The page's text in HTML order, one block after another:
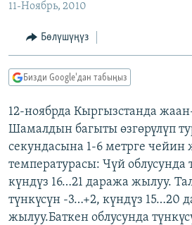
САЯСАТ
ЭКОНОМИКА
ДҮЙНӨ
БОРБОР АЗИЯ
УКРАИНА
АТАЙЫН ИЛИКТӨӨ
БҮГҮН АЗАТТЫКТА
ЭКСПЕРТТЕР ТАЛДАЙТ
БИЗ ЖАНА ДҮЙНӨ
ДАНИСТЕ
ЭЖЕ-СИҢДИЛЕР
АЗАТТЫК+
ПОДКАСТ
ӨЗГӨЧӨ ПИКИР
Русский
ОНЛАЙН ШЕРИНЕ
11-Ноябрь, 2010
Бөлүшүңүз
Бизди Google'дан табыңыз
12-ноябрда Кыргызстанда
Шамалдын багыты өзгөрүлүп
секундасына 1-6 метрге чейин
температурасы: Чүй облусунда
күндүз 16…21 даража жылуу.
түнкүсүн -3…+2, күндүз 15…20
жылуу.Баткен облусунда